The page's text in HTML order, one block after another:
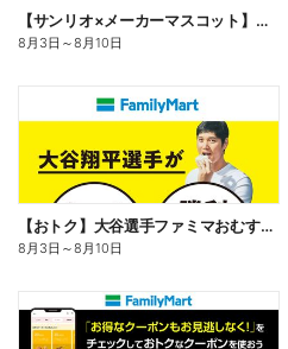
【サンリオ×メーカーマスコット】オリジナルグッズ貰える!
8月3日 ～8月10日
【おトク】大谷選手ファミマおむすび割
8月3日 ～8月10日